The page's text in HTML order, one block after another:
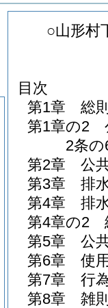
○山形村
目次
第1章
総
第1章の2
2条の
第2章
公
第3章
排
第4章
排
第4章の2
第5章
公
第6章
使
第7章
行
第8章
雑